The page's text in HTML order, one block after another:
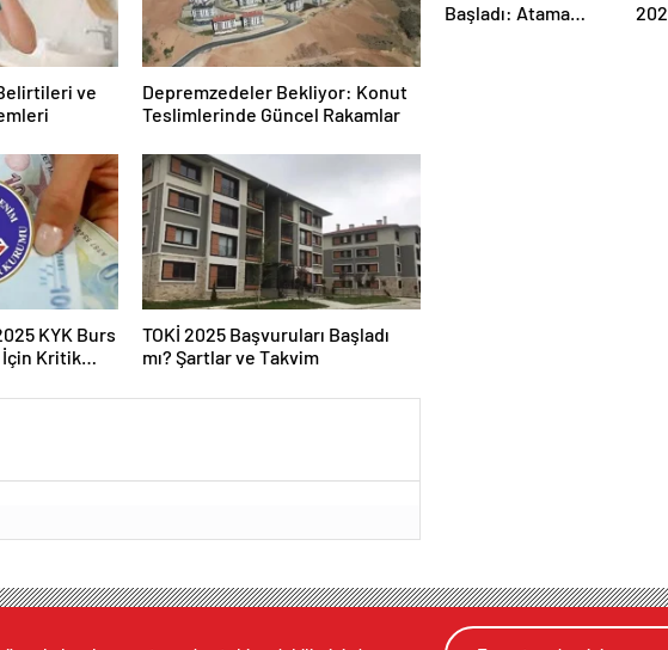
ve
Depremzedeler Bekliyor: Konut
Teslimlerinde Güncel Rakamlar
KYK Burs
Kritik
TOKİ 2025 Başvuruları Başladı
mı? Şartlar ve Takvim
Başladı: Atama